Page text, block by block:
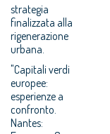
strategia
finalizzata alla
rigenerazione
urbana.
"Capitali verdi
europee:
esperienze a
confronto.
Nantes: